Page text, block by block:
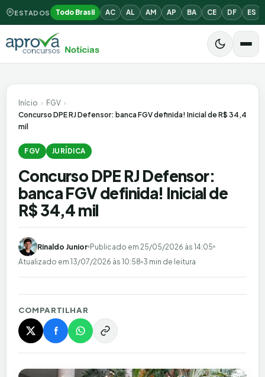
ESTADOS Todo Brasil AC AL AM AP BA CE DF ES
Início › FGV ›
Concurso DPE RJ Defensor: banca FGV definida! Inicial de R$ 34,4
mil
FGV JURÍDICA
Concurso DPE RJ Defensor:
banca FGV definida! Inicial de
R$ 34,4 mil
Rinaldo Junior Publicado em 25/05/2026 às 14:05
Atualizado em 13/07/2026 às 10:58 3 min de leitura
COMPARTILHAR